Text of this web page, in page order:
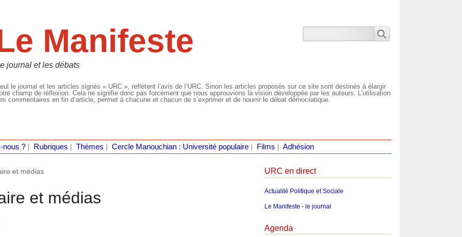
Manifeste
journal et les débats
le journal et les articles signés « URC », reflètent l’avis de l’URC. Sinon les articles proposés sur ce site sont destinés à élargir
champ de réflexion. Cela ne signifie donc pas forcément que nous approuvions la vision développée par les auteurs. L’utilisation
commentaires en fin d’article, permet à chacune et chacun de s’exprimer et de nourrir le débat démocratique.
nous ?| Rubriques Thèmes Cercle Manouchian : Université populaire| Films Adhésion
et médias
et médias
URC en direct
Actualité Politique et Sociale
Le Manifeste - le journal
Agenda